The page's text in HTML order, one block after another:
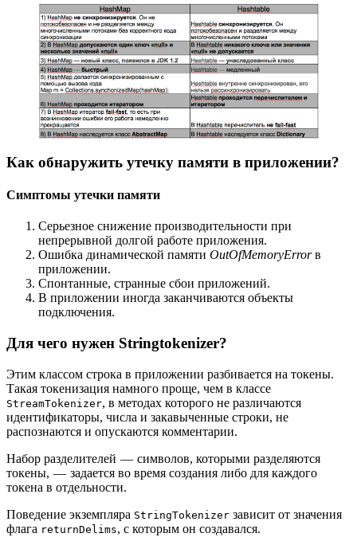
Как обнаружить утечку памяти в приложении?
Симптомы утечки памяти
Серьезное снижение производительности при
непрерывной долгой работе приложения.
Ошибка динамической памяти OutOfMemoryErrorв
приложении.
Спонтанные, странные сбои приложений.
В приложении иногда заканчиваются объекты
подключения.
Для чего нужен Stringtokenizer?
Этим классом строка в приложении разбивается на токены.
Такая токенизация намного проще, чем в классе
StreamTokenizer, в методах которого не различаются
идентификаторы, числа и закавыченные строки, не
распознаются и опускаются комментарии.
Набор разделителей — символов, которыми разделяются
токены, — задается во время создания либо для каждого
токена в отдельности.
Поведение экземпляра StringTokenizer зависит от значения
флага returnDelims, с которым он создавался.